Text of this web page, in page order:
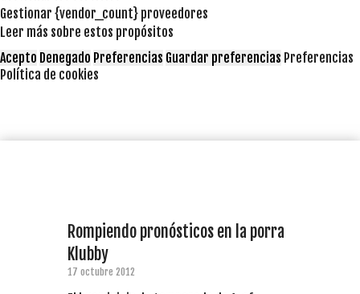
Gestionar {vendor_count} proveedores
Leer más sobre estos propósitos
Acepto Denegado Preferencias Guardar preferencias Preferencias
Política de cookies
Rompiendo pronósticos en la porra
Klubby
17 octubre 2012